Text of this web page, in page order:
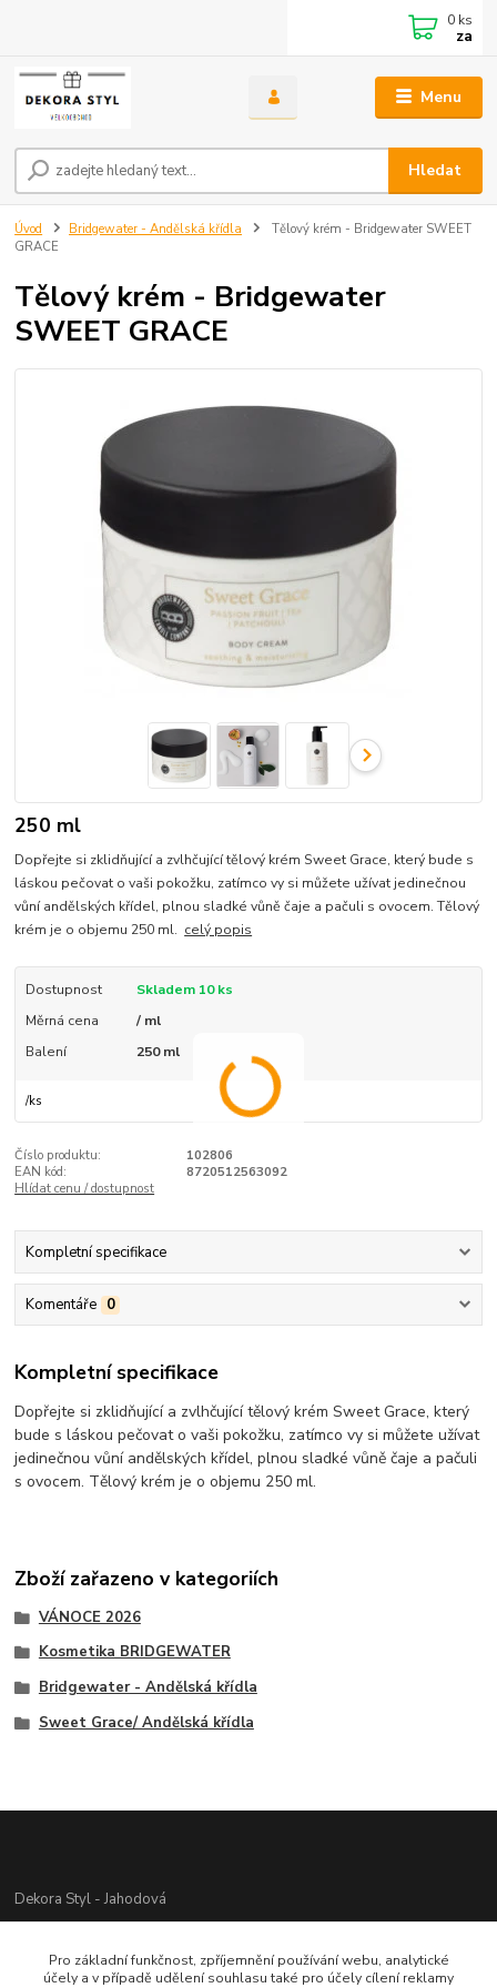
Menu
Hledat
0 ks
za
Úvod Bridgewater - Andělská křídla
Tělový krém - Bridgewater SWEET
GRACE
Tělový krém - Bridgewater
SWEET GRACE
250 ml
Dopřejte si zklidňující a zvlhčující tělový krém Sweet Grace, který bude s
láskou pečovat o vaši pokožku, zatímco vy si můžete užívat jedinečnou
vůní andělských křídel, plnou sladké vůně čaje a pačuli s ovocem. Tělový
krém je o objemu 250 ml. celý popis
Dostupnost
Skladem 10 ks
Měrná cena
/ ml
Balení
250 ml
/ks
Číslo produktu:
102806
EAN kód:
8720512563092
Hlídat cenu / dostupnost
Kompletní specifikace
Komentáře 0
Kompletní specifikace
Dopřejte si zklidňující a zvlhčující tělový krém Sweet Grace, který
bude s láskou pečovat o vaši pokožku, zatímco vy si můžete užívat
jedinečnou vůní andělských křídel, plnou sladké vůně čaje a pačuli
s ovocem. Tělový krém je o objemu 250 ml.
Zboží zařazeno v kategoriích
VÁNOCE 2026
Kosmetika BRIDGEWATER
Bridgewater - Andělská křídla
Sweet Grace/ Andělská křídla
Dekora Styl - Jahodová
721312944
Pro základní funkčnost, zpříjemnění používání webu, analytické
účely a v případě udělení souhlasu také pro účely cílení reklamy